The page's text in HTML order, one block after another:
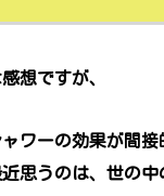
想ですが、
ワーの効果が間
思うのは、世の